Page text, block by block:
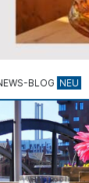
BLOG
Der
über den